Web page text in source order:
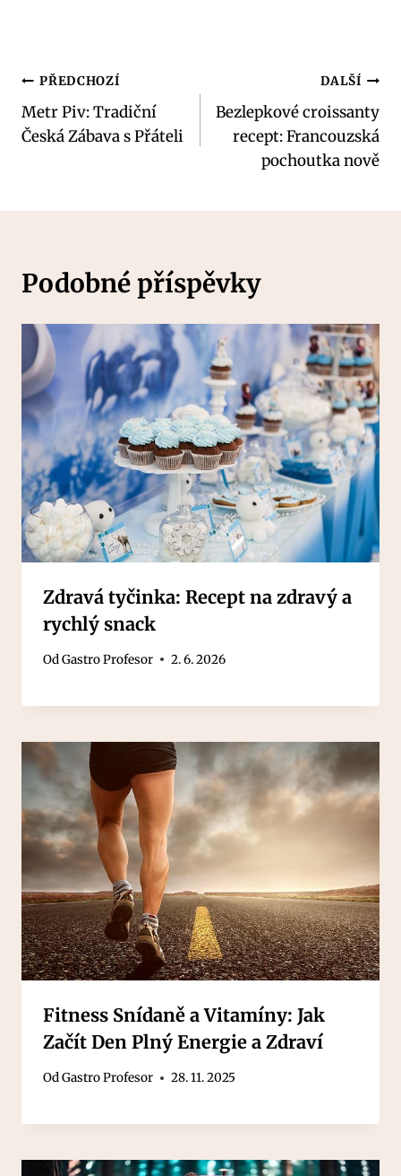
Navigace
pro
PŘEDCHOZÍ
Metr Piv: Tradiční
Česká Zábava s Přáteli
DALŠÍ
Bezlepkové croissanty
recept: Francouzská
pochoutka nově
Podobné příspěvky
Zdravá tyčinka: Recept na zdravý a
rychlý snack
OdGastro Profesor 2. 6. 2026
Fitness Snídaně a Vitamíny: Jak
Začít Den Plný Energie a Zdraví
OdGastro Profesor 28. 11. 2025